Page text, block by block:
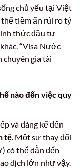
chủ yếu tại Việt
tiềm ẩn rủi ro tỷ
thức đầu tư
“Visa Nước
chuyên gia tài
nào đến việc quy
và đáng kể đến
tệ. Một sự thay đổi
có thể dẫn đến
dịch lớn như vậy.